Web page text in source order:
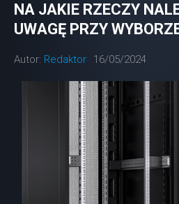
NA JAKIE RZECZY
UWAGĘ PRZY
Autor: Redaktor 16/05/2024